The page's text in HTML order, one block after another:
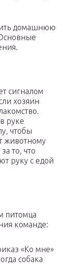
домашнюю
сигналом
хозяин
руке
чтобы
животному
то, что
руку с едой
питомца
команде:
«Ко мне»
собака